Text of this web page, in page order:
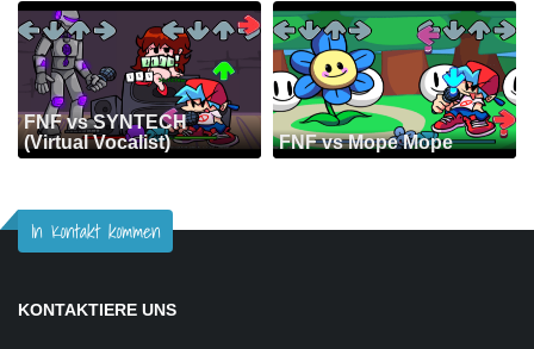
FNF vs SYNTECH
(Virtual Vocalist)
FNF vs Mope Mope
In Kontakt kommen
KONTAKTIERE UNS